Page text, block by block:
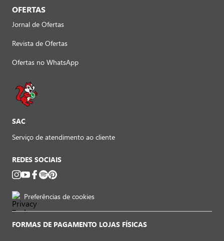
OFERTAS
Jornal de Ofertas
Revista de Ofertas
Ofertas no WhatsApp
SAC
Serviço de atendimento ao cliente
REDES SOCIAIS
Preferências de cookies
FORMAS DE PAGAMENTO LOJAS FÍSICAS